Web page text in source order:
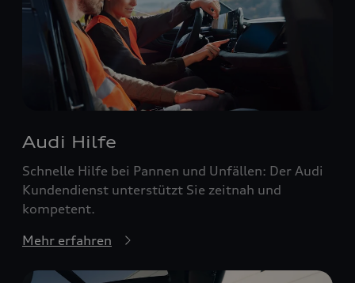
Audi Hilfe
Schnelle Hilfe bei Pannen und Unfällen: Der Audi
Kundendienst unterstützt Sie zeitnah und
kompetent.
Mehr erfahren